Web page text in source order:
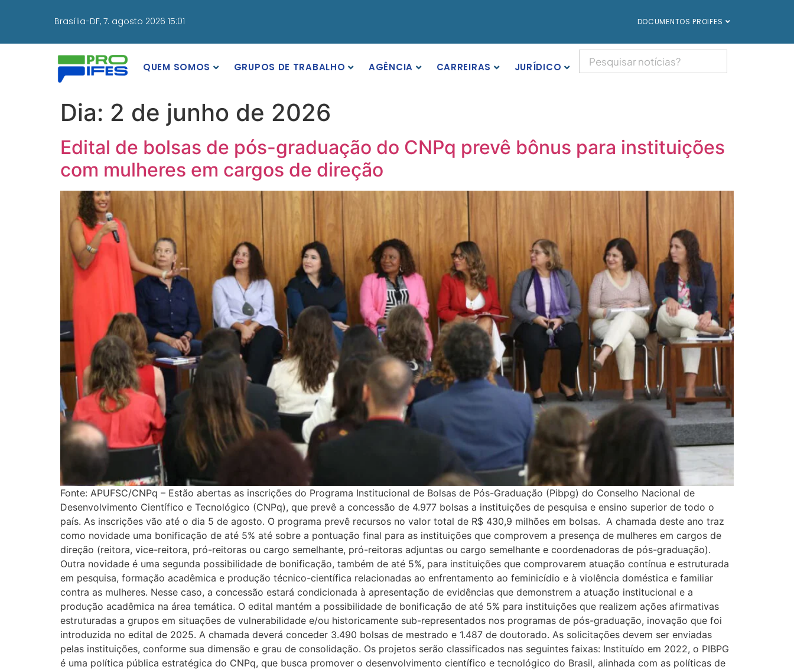
Brasília-DF, 7. agosto 2026 15:01 DOCUMENTOS PROIFES
QUEM SOMOS GRUPOS DE TRABALHO AGÊNCIA CARREIRAS JURÍDICO
Dia: 2 de junho de 2026
Edital de bolsas de pós-graduação do CNPq prevê bônus para instituições
com mulheres em cargos de direção
Fonte: APUFSC/CNPq – Estão abertas as inscrições do Programa Institucional de Bolsas de Pós-Graduação (Pibpg) do Conselho Nacional de
Desenvolvimento Científico e Tecnológico (CNPq), que prevê a concessão de 4.977 bolsas a instituições de pesquisa e ensino superior de todo o
país. As inscrições vão até o dia 5 de agosto. O programa prevê recursos no valor total de R$ 430,9 milhões em bolsas. A chamada deste ano traz
como novidade uma bonificação de até 5% até sobre a pontuação final para as instituições que comprovem a presença de mulheres em cargos de
direção (reitora, vice-reitora, pró-reitoras ou cargo semelhante, pró-reitoras adjuntas ou cargo semelhante e coordenadoras de pós-graduação).
Outra novidade é uma segunda possibilidade de bonificação, também de até 5%, para instituições que comprovarem atuação contínua e estruturada
em pesquisa, formação acadêmica e produção técnico-científica relacionadas ao enfrentamento ao feminicídio e à violência doméstica e familiar
contra as mulheres. Nesse caso, a concessão estará condicionada à apresentação de evidências que demonstrem a atuação institucional e a
produção acadêmica na área temática. O edital mantém a possibilidade de bonificação de até 5% para instituições que realizem ações afirmativas
estruturadas a grupos em situações de vulnerabilidade e/ou historicamente sub-representados nos programas de pós-graduação, inovação que foi
introduzida no edital de 2025. A chamada deverá conceder 3.490 bolsas de mestrado e 1.487 de doutorado. As solicitações devem ser enviadas
pelas instituições, conforme sua dimensão e grau de consolidação. Os projetos serão classificados nas seguintes faixas: Instituído em 2022, o PIBPG
é uma política pública estratégica do CNPq, que busca promover o desenvolvimento científico e tecnológico do Brasil, alinhada com as políticas de